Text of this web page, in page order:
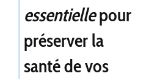
essentiellepour
préserver la
santé de vos